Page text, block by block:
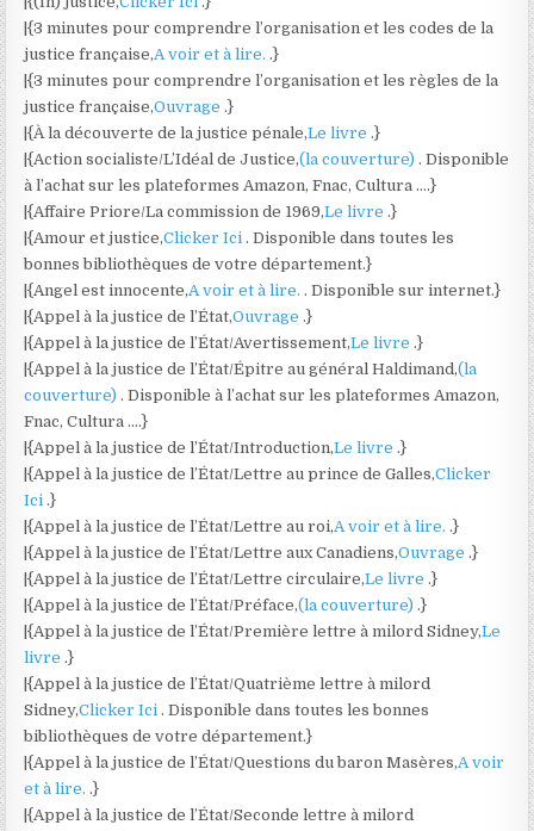
|{3 minutes pour comprendre l’organisation et les codes de la
justice française,A voir et à lire..}
|{3 minutes pour comprendre l’organisation et les règles de la
justice française,Ouvrage.}
|{À la découverte de la justice pénale,Le livre.}
|{Action socialiste/L’Idéal de Justice,(la couverture). Disponible
à l’achat sur les plateformes Amazon, Fnac, Cultura ….}
|{Affaire Priore/La commission de 1969,Le livre.}
|{Amour et justice,Clicker Ici. Disponible dans toutes les
bonnes bibliothèques de votre département.}
|{Angel est innocente,A voir et à lire.. Disponible sur internet.}
|{Appel à la justice de l’État,Ouvrage.}
|{Appel à la justice de l’État/Avertissement,Le livre.}
|{Appel à la justice de l’État/Épitre au général Haldimand,(la
couverture). Disponible à l’achat sur les plateformes Amazon,
Fnac, Cultura ….}
|{Appel à la justice de l’État/Introduction,Le livre.}
|{Appel à la justice de l’État/Lettre au prince de Galles,Clicker
Ici.}
|{Appel à la justice de l’État/Lettre au roi,A voir et à lire..}
|{Appel à la justice de l’État/Lettre aux Canadiens,Ouvrage.}
|{Appel à la justice de l’État/Lettre circulaire,Le livre.}
|{Appel à la justice de l’État/Préface,(la couverture).}
|{Appel à la justice de l’État/Première lettre à milord Sidney,Le
livre.}
|{Appel à la justice de l’État/Quatrième lettre à milord
Sidney,Clicker Ici. Disponible dans toutes les bonnes
bibliothèques de votre département.}
|{Appel à la justice de l’État/Questions du baron Masères,A voir
et à lire..}
|{Appel à la justice de l’État/Seconde lettre à milord